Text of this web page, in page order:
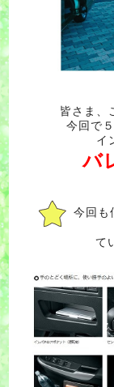
皆さま、
今回で
イ
バ
今回も
て